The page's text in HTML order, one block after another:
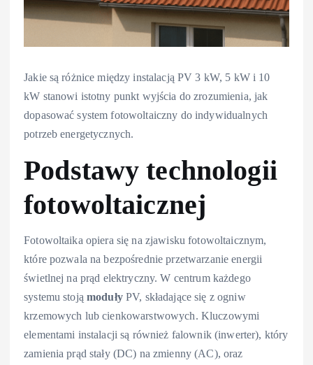
Jakie są różnice między instalacją PV 3 kW, 5 kW i 10
kW stanowi istotny punkt wyjścia do zrozumienia, jak
dopasować system fotowoltaiczny do indywidualnych
potrzeb energetycznych.
Podstawy technologii
fotowoltaicznej
Fotowoltaika opiera się na zjawisku fotowoltaicznym,
które pozwala na bezpośrednie przetwarzanie energii
świetlnej na prąd elektryczny. W centrum każdego
systemu stojąmodułyPV, składające się z ogniw
krzemowych lub cienkowarstwowych. Kluczowymi
elementami instalacji są również falownik (inwerter), który
zamienia prąd stały (DC) na zmienny (AC), oraz